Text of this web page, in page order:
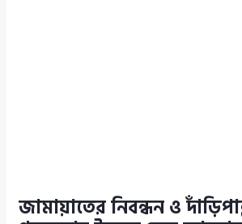
জামায়াতের নিবন্ধন ও